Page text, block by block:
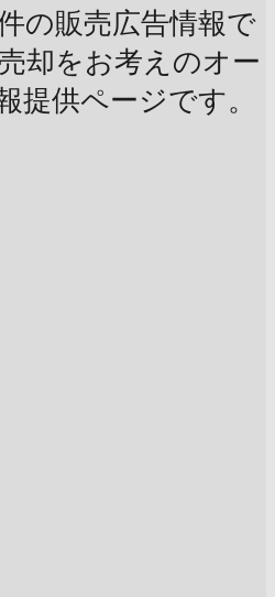
の販売広告情報で
却をお考えのオー
提供ページです。